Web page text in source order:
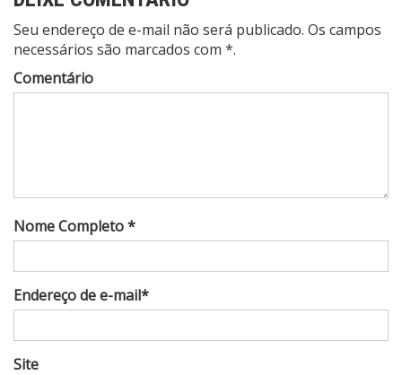
Seu endereço de e-mail não será publicado. Os campos
necessários são marcados com *.
Comentário
Nome Completo *
Endereço de e-mail*
Site